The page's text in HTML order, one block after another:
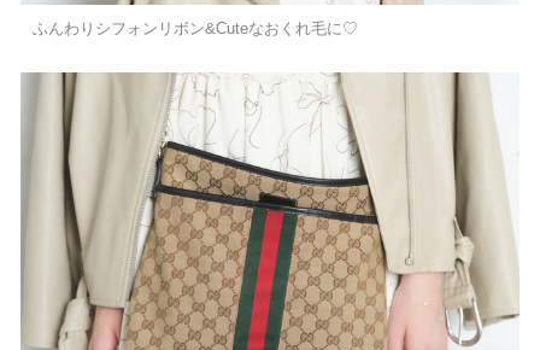
ふんわりシフォンリボン&Cuteなおくれ毛に♡